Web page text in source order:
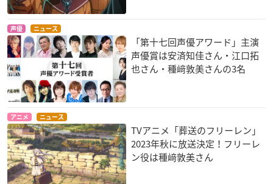
劇場版 ハイスクー
ル・フリート
西崎芽依
空の青さを知る人よ
大滝千佳
青春ブタ野郎はゆめ
みる少女の夢を見な
い
双葉理央
グリザイア：ファン
リズと青い鳥
声優 ニュース
「第十七回声優アワード」主演
声優賞は安済知佳さん・江口拓
也さん・種﨑敦美さんの3名
アニメ ニュース
TVアニメ「葬送のフリーレン」
2023年秋に放送決定！フリーレ
ン役は種﨑敦美さん